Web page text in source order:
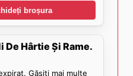
broșura
De Hârtie Și Rame.
Găsiți mai multe